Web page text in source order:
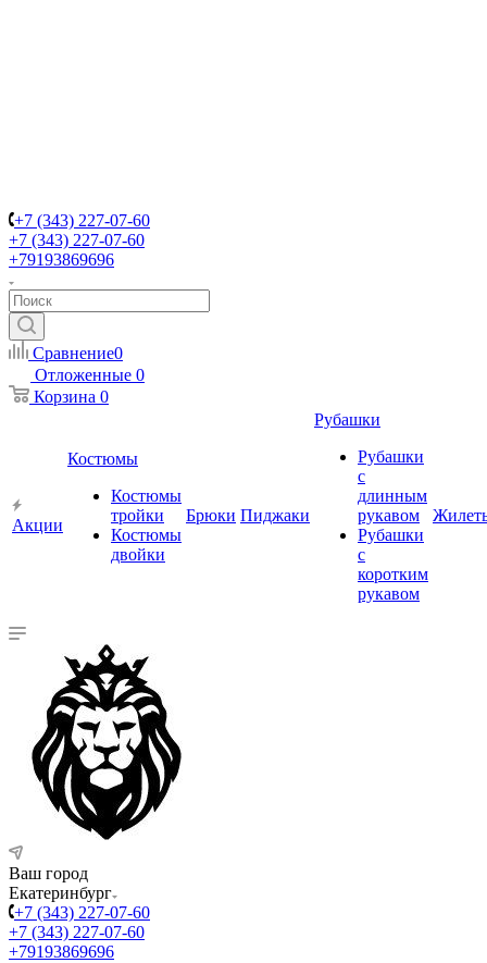
+7 (343) 227-07-60
+7 (343) 227-07-60
+79193869696
Сравнение0
Отложенные 0
Корзина 0
Акции
Костюмы
Костюмы
тройки
Костюмы
двойки
Брюки Пиджаки
Рубашки
Рубашки
с
длинным
рукавом
Рубашки
с
коротким
рукавом
Ваш город
Екатеринбург
+7 (343) 227-07-60
+7 (343) 227-07-60
+79193869696